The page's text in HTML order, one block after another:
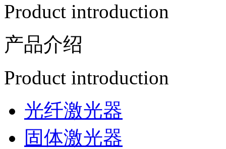
Product introduction
产品介绍
Product introduction
光纤激光器
固体激光器